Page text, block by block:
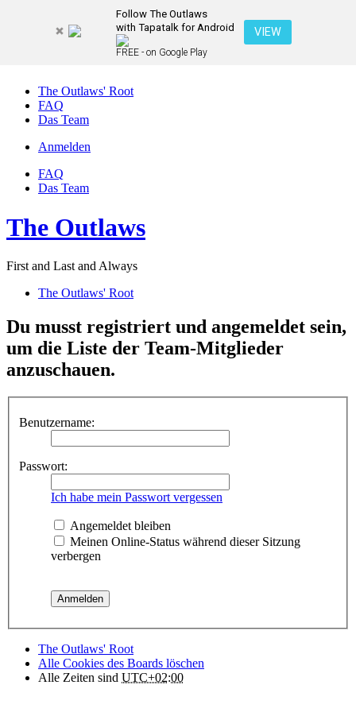
Follow The Outlaws
with Tapatalk for Android
FREE - on Google Play
VIEW
The Outlaws' Root
FAQ
Das Team
Anmelden
FAQ
Das Team
The Outlaws
First and Last and Always
The Outlaws' Root
Du musst registriert und angemeldet sein,
um die Liste der Team-Mitglieder
anzuschauen.
Benutzername:
Passwort:
Ich habe mein Passwort vergessen
Angemeldet bleiben
Meinen Online-Status während dieser Sitzung
verbergen
The Outlaws' Root
Alle Cookies des Boards löschen
Alle Zeiten sind UTC+02:00